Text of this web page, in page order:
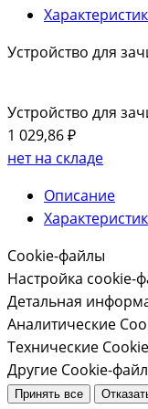
Устройство для
Устройство для
1 029,86 ₽
нет на складе
Описание
Cookie-файлы
Настройка cookie-
Детальная
Аналитические
Технические
Другие Cookie-
Принять все